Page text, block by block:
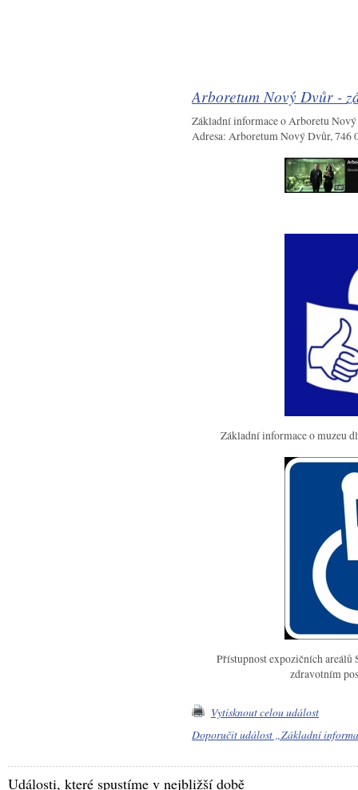
Arboretum Nový Dvůr -
Základní informace o Arboretu
Adresa: Arboretum Nový Dvůr, 746
Základní informace o muzeu
Přístupnost expozičních areálů
zdravotním
Vytisknout celou událost
Doporučit událost „Základní
Události, které spustíme v nejbližší době